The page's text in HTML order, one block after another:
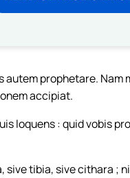
autem prophetare.
accipiat.
loquens : quid vobis
sive tibia, sive cithara ;